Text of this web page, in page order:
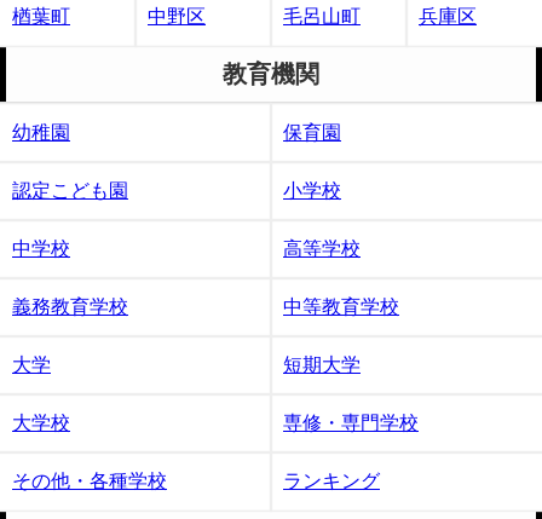
楢葉町 中野区 毛呂山町 兵庫区
教育機関
幼稚園 保育園
認定こども園 小学校
中学校 高等学校
義務教育学校 中等教育学校
大学 短期大学
大学校 専修・専門学校
その他・各種学校 ランキング